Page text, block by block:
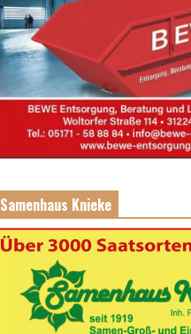
Samenhaus Knieke